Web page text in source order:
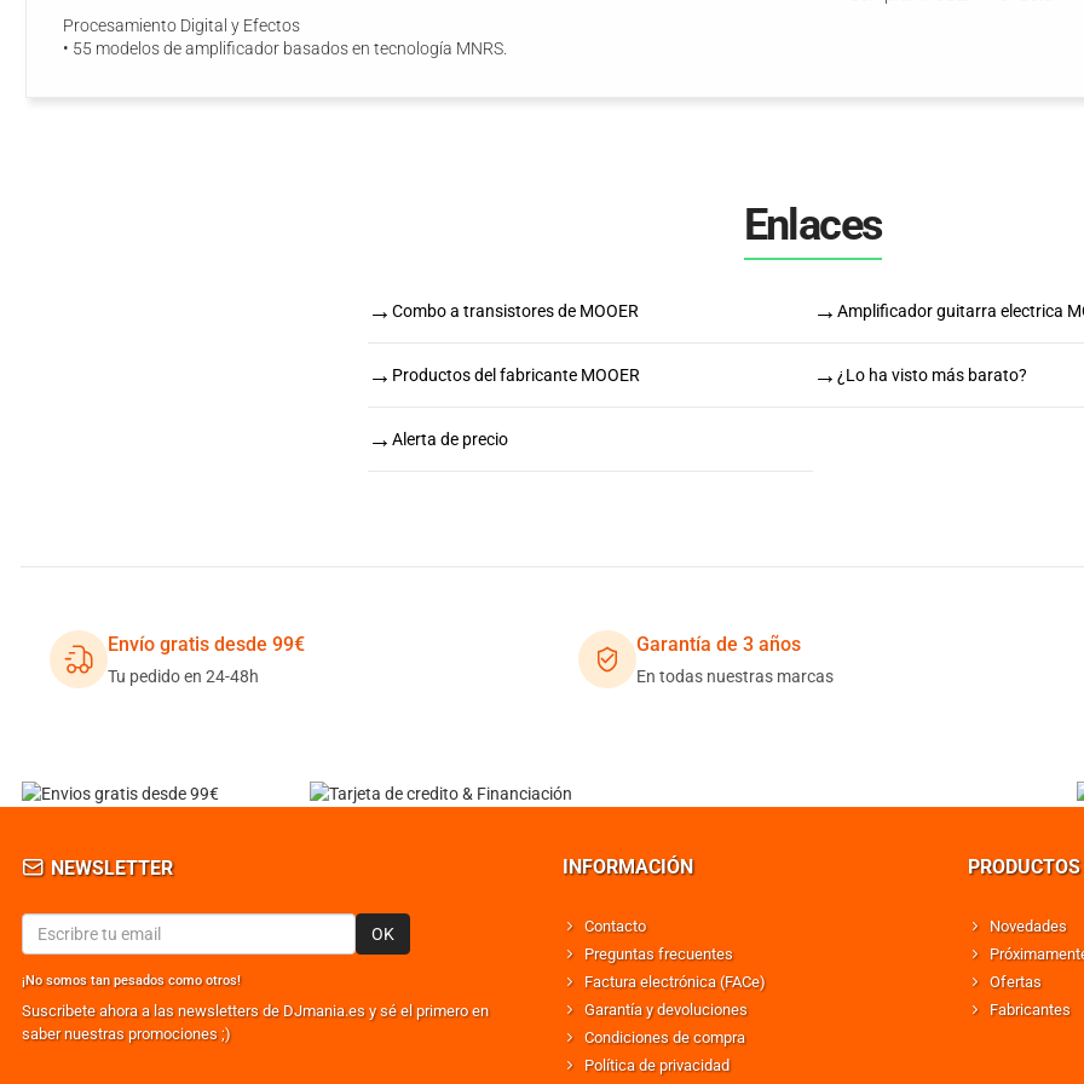
Procesamiento Digital y Efectos
• 55 modelos de amplificador basados en tecnología MNRS.
Enlaces
→ Combo a transistores de MOOER → Amplificador guitarra electrica
→ Productos del fabricante MOOER → ¿Lo ha visto más barato?
→ Alerta de precio
Envío gratis desde 99€
Tu pedido en 24-48h
Garantía de 3 años
En todas nuestras marcas
NEWSLETTER
OK
¡No somos tan pesados como otros!
Suscribete ahora a las newsletters de DJmania.es y sé el primero en
saber nuestras promociones ;)
INFORMACIÓN
Contacto
Preguntas frecuentes
Factura electrónica (FACe)
Garantía y devoluciones
Condiciones de compra
Política de privacidad
PRODUCTOS
Novedades
Ofertas
Fabricantes